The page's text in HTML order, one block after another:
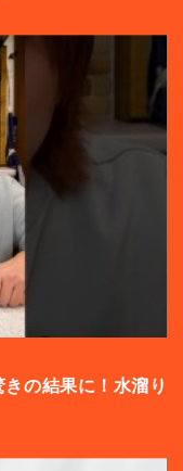
の結果に！水溜り